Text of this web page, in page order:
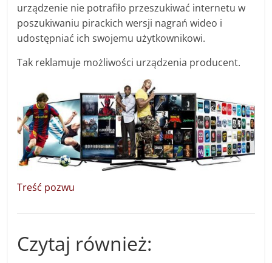
urządzenie nie potrafiło przeszukiwać internetu w
poszukiwaniu pirackich wersji nagrań wideo i
udostępniać ich swojemu użytkownikowi.
Tak reklamuje możliwości urządzenia producent.
Treść pozwu
Czytaj również: